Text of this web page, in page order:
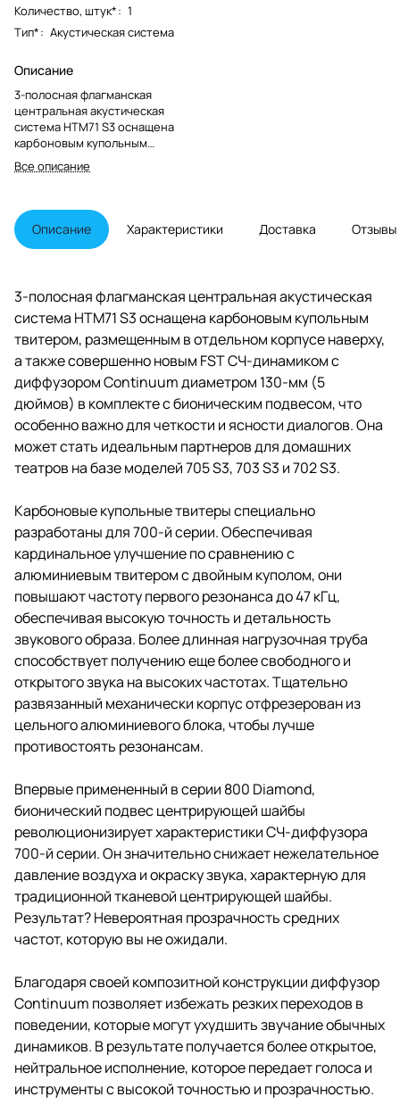
Количество, штук*: 1
Тип*: Акустическая система
Описание
3-полосная флагманская
центральная акустическая
система HTM71 S3 оснащена
карбоновым купольным
твитером, размещенным в
отдельном корпусе наверху, а
СЧ-динамиком с диффузором
Continuum диаметром 130-мм (5
дюймов) в комплекте с
ясности диалогов. Она может
стать идеальным партнеров для
домашних театров на базе
моделей 705 S3, 703 S3 и 702 S3.
Все описание
Описание Характеристики Доставка Отзывы
3-полосная флагманская центральная акустическая
система HTM71 S3 оснащена карбоновым купольным
твитером, размещенным в отдельном корпусе наверху,
а также совершенно новым FST СЧ-динамиком с
диффузором Continuum диаметром 130-мм (5
дюймов) в комплекте с бионическим подвесом, что
особенно важно для четкости и ясности диалогов. Она
может стать идеальным партнеров для домашних
театров на базе моделей 705 S3, 703 S3 и 702 S3.
Карбоновые купольные твитеры специально
разработаны для 700-й серии. Обеспечивая
кардинальное улучшение по сравнению с
алюминиевым твитером с двойным куполом, они
повышают частоту первого резонанса до 47 кГц,
обеспечивая высокую точность и детальность
звукового образа. Более длинная нагрузочная труба
способствует получению еще более свободного и
открытого звука на высоких частотах. Тщательно
развязанный механически корпус отфрезерован из
цельного алюминиевого блока, чтобы лучше
противостоять резонансам.
Впервые примененный в серии 800 Diamond,
бионический подвес центрирующей шайбы
революционизирует характеристики СЧ-диффузора
700-й серии. Он значительно снижает нежелательное
давление воздуха и окраску звука, характерную для
традиционной тканевой центрирующей шайбы.
Результат? Невероятная прозрачность средних
частот, которую вы не ожидали.
Благодаря своей композитной конструкции диффузор
Continuum позволяет избежать резких переходов в
поведении, которые могут ухудшить звучание обычных
динамиков. В результате получается более открытое,
нейтральное исполнение, которое передает голоса и
инструменты с высокой точностью и прозрачностью.